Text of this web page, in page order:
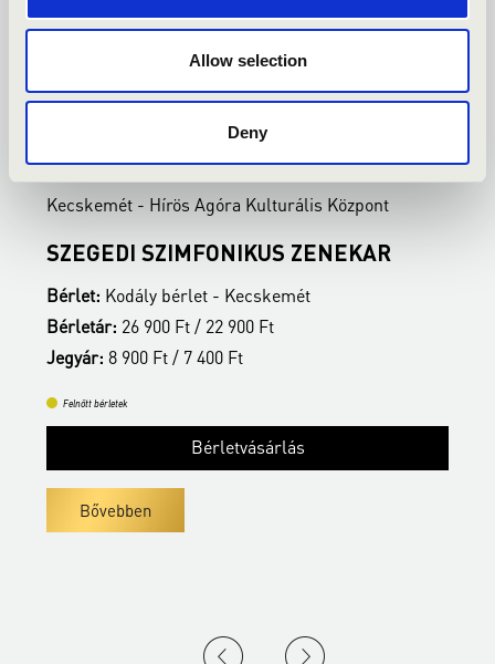
Allow selection
Deny
2027.02.22. - hétfő 19:00
Kecskemét - Hírös Agóra Kulturális Központ
SZEGEDI SZIMFONIKUS ZENEKAR
Bérlet: Kodály bérlet - Kecskemét
Bérletár: 26 900 Ft / 22 900 Ft
Jegyár: 8 900 Ft / 7 400 Ft
Felnőtt bérletek
Bérletvásárlás
Bővebben